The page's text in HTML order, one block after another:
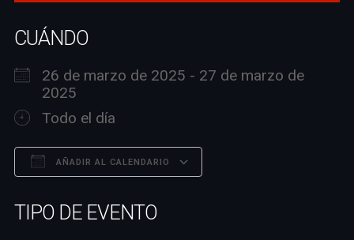
CUÁNDO
26 de marzo de 2025 - 27 de marzo de
2025
Todo el día
AÑADIR AL CALENDARIO
TIPO DE EVENTO